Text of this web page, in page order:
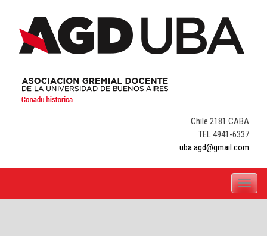
content
Chile 2181 CABA
TEL 4941-6337
uba.agd@gmail.com
Toggle